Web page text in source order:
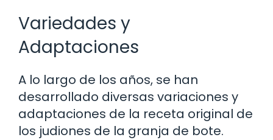
Variedades y
Adaptaciones
A lo largo de los años, se han
desarrollado diversas variaciones y
adaptaciones de la receta original de
los judiones de la granja de bote.